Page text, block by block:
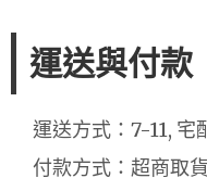
運送與付款
運送方式：7-11, 宅
付款方式：超商取